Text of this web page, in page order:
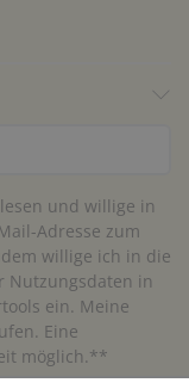
und willige in
Adresse zum
willige ich in die
Nutzungsdaten in
ein. Meine
Eine
möglich.**